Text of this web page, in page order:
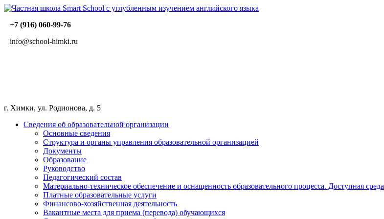
+7 (916) 060-99-76
info@school-himki.ru
г. Химки, ул. Родионова, д. 5
Сведения об образовательной организации
Основные сведения
Структура и органы управления образовательной организацией
Документы
Образование
Руководство
Педагогический состав
Материально-техническое обеспечение и оснащенность образовательного процесса. Доступная среда
Платные образовательные услуги
Финансово-хозяйственная деятельность
Вакантные места для приема (перевода) обучающихся